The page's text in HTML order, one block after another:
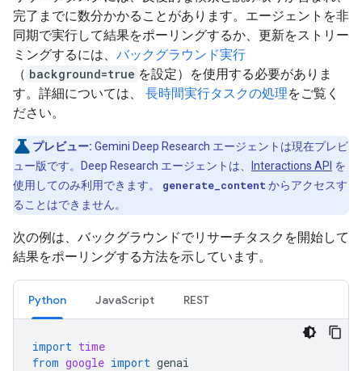
完了までに数分かかることがあります。エージェントを非
同期で実行して結果をポーリングするか、更新をストリー
ミングするには、 バックグラウンド実行
（ background=true を設定）を使用する必要がありま
す。詳細については、 長時間実行タスクの処理をご覧く
ださい。
プレビュー: Gemini Deep Research エージェントは現在プレビ
ュー版です。Deep Research エージェントは、
Interactions API を
使用してのみ利用できます。 generate_content からアクセスす
ることはできません。
次の例は、バックグラウンドでリサーチタスクを開始して
結果をポーリングする方法を示しています。
Python JavaScript REST
import time
from google import genai